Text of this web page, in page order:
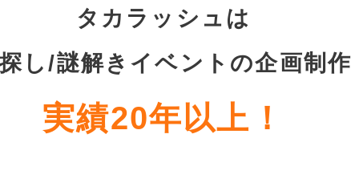
タカラッシュは
し/謎解きイベントの企画制作
実績20年以上！